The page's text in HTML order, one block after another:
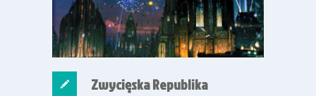
Zwycięska Republika